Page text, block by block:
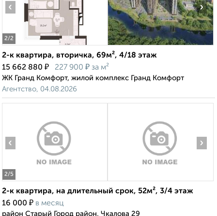
2/2
‹ ›
2-к квартира, вторичка, 69м², 4/18 этаж
15 662 880 ₽ 227 900 ₽ за м²
ЖК Гранд Комфорт, жилой комплекс Гранд Комфорт
Агентство, 04.08.2026
2/5
‹ ›
2-к квартира, на длительный срок, 52м², 3/4 этаж
16 000 ₽ в месяц
район Старый Город район, Чкалова 29